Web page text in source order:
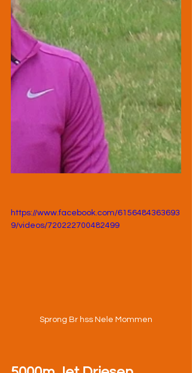
https://www.facebook.com/6156484363693
9/videos/720222700482499
Sprong Br hss Nele Mommen